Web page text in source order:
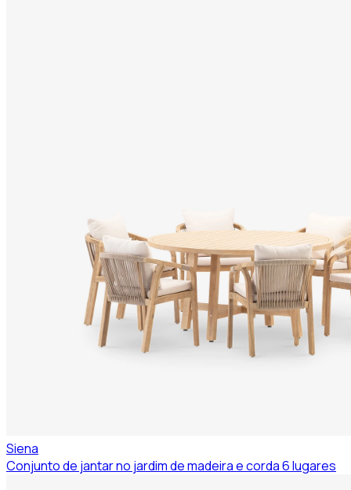
Siena
Conjunto de jantar no jardim de madeira e corda 6 lugares